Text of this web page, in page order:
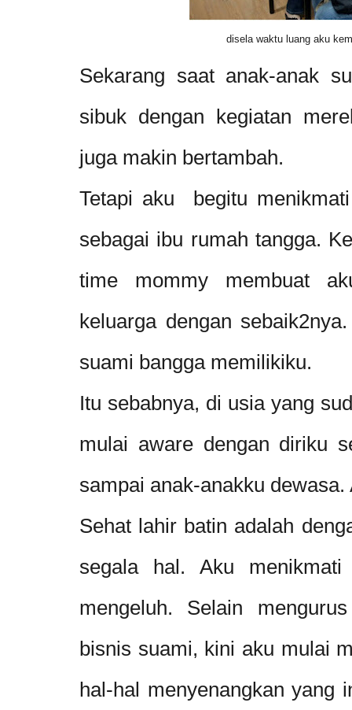
disela waktu luang aku
Sekarang saat anak-anak
sibuk dengan kegiatan
juga makin bertambah.
Tetapi aku begitu
sebagai ibu rumah tangga.
time mommy membuat
keluarga dengan
suami bangga memilikiku.
Itu sebabnya, di usia yang
mulai aware dengan diriku
sampai anak-anakku
Sehat lahir batin adalah
segala hal. Aku
mengeluh. Selain
bisnis suami, kini aku mulai
hal-hal menyenangkan yang